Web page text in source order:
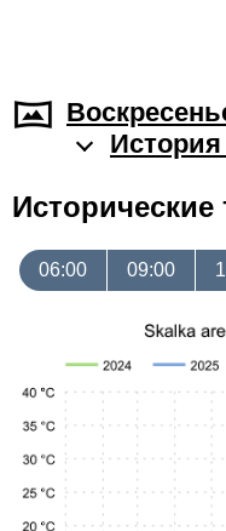
История
06:00 09:00